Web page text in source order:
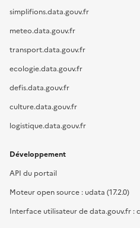
simplifions.data.gouv.fr
meteo.data.gouv.fr
transport.data.gouv.fr
ecologie.data.gouv.fr
defis.data.gouv.fr
culture.data.gouv.fr
logistique.data.gouv.fr
Développement
API du portail
Moteur open source : udata (17.2.0)
Interface utilisateur de data.gouv.fr :